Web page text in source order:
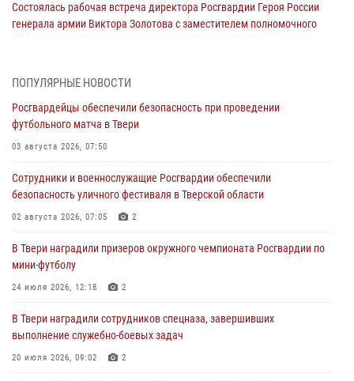
Состоялась рабочая встреча директора Росгвардии Героя России
генерала армии Виктора Золотова с заместителем полномочного
31 июля 2026, 05:42 4
Росгвардейцы в Твери приняли участие в молебне, посвященном
Дню Крещения Руси
28 июля 2026, 11:30
Сотрудники вневедомственной охраны совершили 250 выездов и
пресекли 20 правонарушений за неделю в Тверской области
27 июля 2026, 08:29
В Твери наградили призеров окружного чемпионата Росгвардии по
мини-футболу
24 июля 2026, 12:18 2
Росгвардейцы оказали помощь водителю на дороге в городе Кашин
22 июля 2026, 08:35
ПОПУЛЯРНЫЕ НОВОСТИ
Росгвардейцы обеспечили безопасность при проведении
футбольного матча в Твери
03 августа 2026, 07:50
Сотрудники и военнослужащие Росгвардии обеспечили
безопасность уличного фестиваля в Тверской области
02 августа 2026, 07:05 2
В Твери наградили призеров окружного чемпионата Росгвардии по
мини-футболу
24 июля 2026, 12:18 2
В Твери наградили сотрудников спецназа, завершивших
выполнение служебно-боевых задач
20 июля 2026, 09:02 2